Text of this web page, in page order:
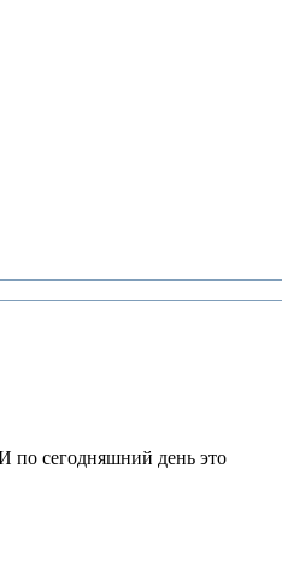
по сегодняшний день это